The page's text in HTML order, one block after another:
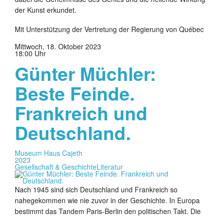
der Kunst erkundet.
Mit Unterstützung der Vertretung der Regierung von Québec
Mittwoch, 18. Oktober 2023
18:00 Uhr
Günter Müchler:
Beste Feinde.
Frankreich und
Deutschland.
Museum Haus Cajeth
2023
Gesellschaft & GeschichteLiteratur
Nach 1945 sind sich Deutschland und Frankreich so
nahegekommen wie nie zuvor in der Geschichte. In Europa
bestimmt das Tandem Paris-Berlin den politischen Takt. Die